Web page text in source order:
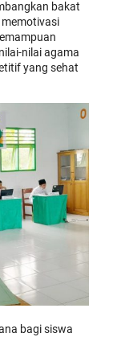
bakat
nilai agama
yang sehat
bagi siswa